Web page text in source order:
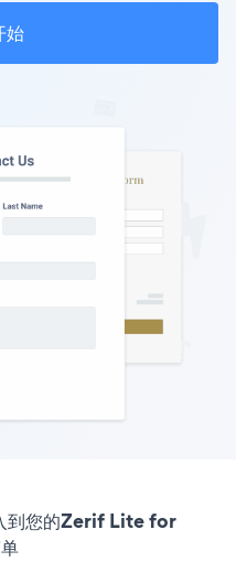
始
到您的Zerif Lite for